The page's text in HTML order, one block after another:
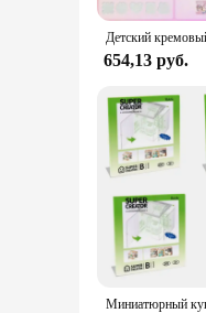
654,13 руб.